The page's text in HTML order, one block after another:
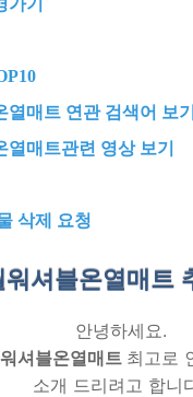
열매트 연관 검색어 보기
열매트관련 영상 보기
삭제 요청
워셔블온열매트
안녕하세요.
셔블온열매트 최고로
소개 드리려고 합니